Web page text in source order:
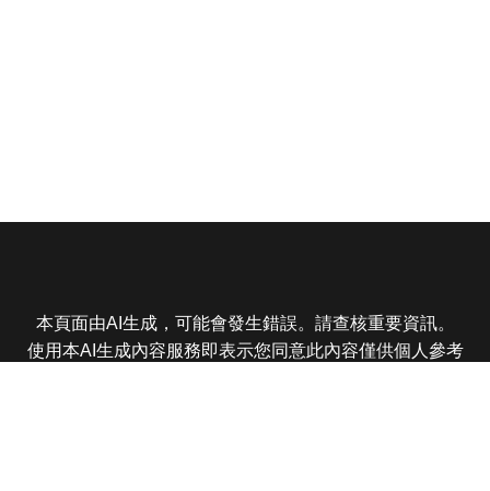
本頁面由AI生成，可能會發生錯誤。請查核重要資訊。
使用本AI生成內容服務即表示您同意此內容僅供個人參考